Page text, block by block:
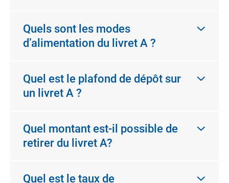
Quels sont les modes
d’alimentation du livret A ?
Quel est le plafond de dépôt sur
un livret A ?
Quel montant est-il possible de
retirer du livret A?
Quel est le taux de